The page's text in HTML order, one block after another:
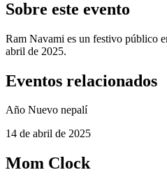
Sobre este evento
Ram Navami es un festivo público
abril de 2025.
Eventos relacionados
Año Nuevo nepalí
14 de abril de 2025
Mom Clock